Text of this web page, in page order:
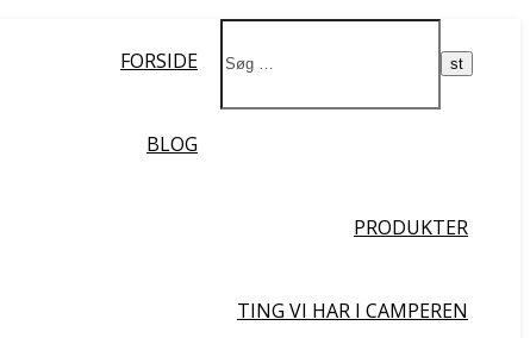
FORSIDE
BLOG
PRODUKTER
TING VI HAR I CAMPEREN